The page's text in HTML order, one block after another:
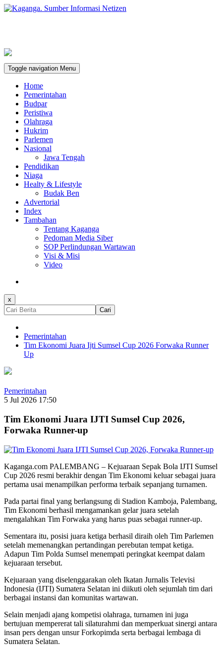
Toggle navigation Menu
Home
Pemerintahan
Budpar
Peristiwa
Olahraga
Hukrim
Parlemen
Nasional
Jawa Tengah
Pendidikan
Niaga
Healty & Lifestyle
Budak Ben
Advertorial
Index
Tambahan
Tentang Kaganga
Pedoman Media Siber
SOP Perlindungan Wartawan
Visi & Misi
Video
x
Cari
Pemerintahan
Tim Ekonomi Juara Ijti Sumsel Cup 2026 Forwaka Runner
Up
Pemerintahan
5 Jul 2026 17:50
Tim Ekonomi Juara IJTI Sumsel Cup 2026,
Forwaka Runner-up
Kaganga.com PALEMBANG – Kejuaraan Sepak Bola IJTI Sumsel
Cup 2026 resmi berakhir dengan Tim Ekonomi keluar sebagai juara
pertama usai menampilkan performa terbaik sepanjang turnamen.
Pada partai final yang berlangsung di Stadion Kamboja, Palembang,
Tim Ekonomi berhasil mengamankan gelar juara setelah
mengalahkan Tim Forwaka yang harus puas sebagai runner-up.
Sementara itu, posisi juara ketiga berhasil diraih oleh Tim Parlemen
setelah memenangkan pertandingan perebutan tempat ketiga.
Adapun Tim Polda Sumsel menempati peringkat keempat dalam
kejuaraan tersebut.
Kejuaraan yang diselenggarakan oleh Ikatan Jurnalis Televisi
Indonesia (IJTI) Sumatera Selatan ini diikuti oleh sejumlah tim dari
berbagai instansi dan komunitas wartawan.
Selain menjadi ajang kompetisi olahraga, turnamen ini juga
bertujuan mempererat tali silaturahmi dan memperkuat sinergi antara
insan pers dengan unsur Forkopimda serta berbagai lembaga di
Sumatera Selatan.